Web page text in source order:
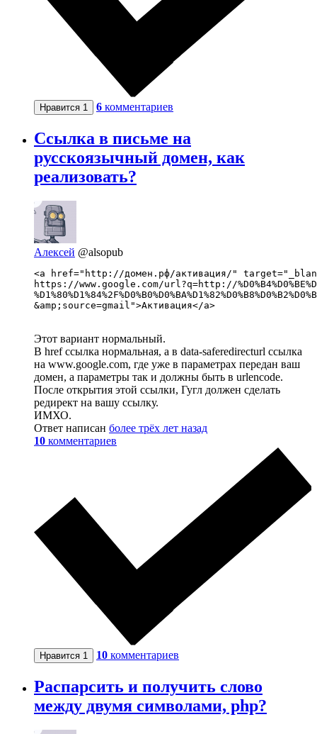
Нравится 1 6 комментариев
Ссылка в письме на
русскоязычный домен, как
реализовать?
Алексей @alsopub
<a href="http://домен.рф/активация/"
https://www.google.com/url?q=http://
&amp;source=gmail">Активация</a>
Этот вариант нормальный.
В href ссылка нормальная, а в data-saferedirecturl ссылка
на www.google.com, где уже в параметрах передан ваш
домен, а параметры так и должны быть в urlencode.
После открытия этой ссылки, Гугл должен сделать
редирект на вашу ссылку.
ИМХО.
Ответ написан более трёх лет назад
10 комментариев
Нравится 1 10 комментариев
Распарсить и получить слово
между двумя символами, php?